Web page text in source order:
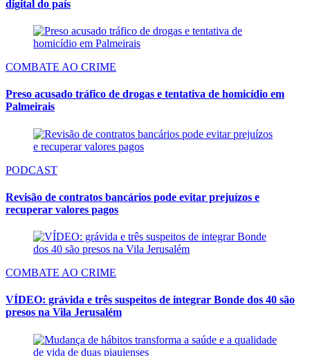
digital do país
COMBATE AO CRIME
Preso acusado tráfico de drogas e tentativa de homicídio em
Palmeirais
PODCAST
Revisão de contratos bancários pode evitar prejuízos e
recuperar valores pagos
COMBATE AO CRIME
VÍDEO: grávida e três suspeitos de integrar Bonde dos 40 são
presos na Vila Jerusalém